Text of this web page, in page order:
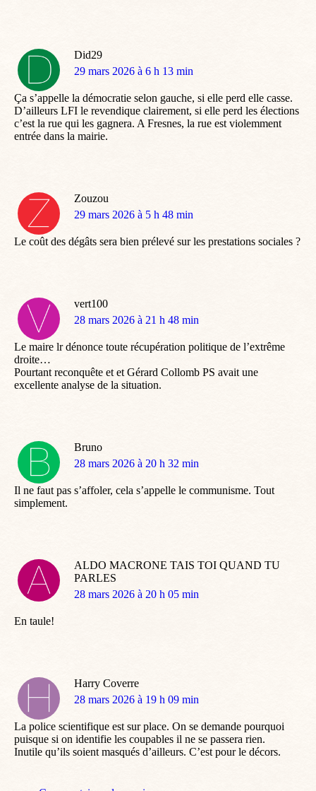
Did29
dit
29 mars 2026 à 6 h 13 min
Ça s’appelle la démocratie selon gauche, si elle perd elle casse.
D’ailleurs LFI le revendique clairement, si elle perd les élections
c’est la rue qui les gagnera. A Fresnes, la rue est violemment
entrée dans la mairie.
Zouzou
dit
29 mars 2026 à 5 h 48 min
Le coût des dégâts sera bien prélevé sur les prestations sociales ?
vert100
dit
28 mars 2026 à 21 h 48 min
Le maire lr dénonce toute récupération politique de l’extrême
droite…
Pourtant reconquête et et Gérard Collomb PS avait une
excellente analyse de la situation.
Bruno
dit
28 mars 2026 à 20 h 32 min
Il ne faut pas s’affoler, cela s’appelle le communisme. Tout
simplement.
ALDO MACRONE TAIS TOI QUAND TU
PARLES
dit
28 mars 2026 à 20 h 05 min
En taule!
Harry Coverre
dit
28 mars 2026 à 19 h 09 min
La police scientifique est sur place. On se demande pourquoi
puisque si on identifie les coupables il ne se passera rien.
Inutile qu’ils soient masqués d’ailleurs. C’est pour le décors.